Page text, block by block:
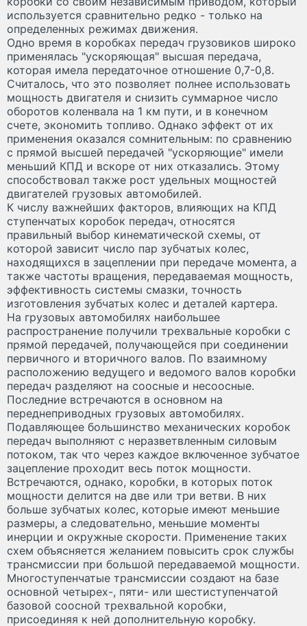
используется сравнительно редко - только на
определенных режимах движения.
Одно время в коробках передач грузовиков широко
применялась "ускоряющая" высшая передача,
которая имела передаточное отношение 0,7-0,8.
Считалось, что это позволяет полнее использовать
мощность двигателя и снизить суммарное число
оборотов коленвала на 1 км пути, и в конечном
счете, экономить топливо. Однако эффект от их
применения оказался сомнительным: по сравнению
с прямой высшей передачей "ускоряющие" имели
меньший КПД и вскоре от них отказались. Этому
способствовал также рост удельных мощностей
двигателей грузовых автомобилей.
К числу важнейших факторов, влияющих на КПД
ступенчатых коробок передач, относятся
правильный выбор кинематической схемы, от
которой зависит число пар зубчатых колес,
находящихся в зацеплении при передаче момента, а
также частоты вращения, передаваемая мощность,
эффективность системы смазки, точность
изготовления зубчатых колес и деталей картера.
На грузовых автомобилях наибольшее
распространение получили трехвальные коробки с
прямой передачей, получающейся при соединении
первичного и вторичного валов. По взаимному
расположению ведущего и ведомого валов коробки
передач разделяют на соосные и несоосные.
Последние встречаются в основном на
переднеприводных грузовых автомобилях.
Подавляющее большинство механических коробок
передач выполняют с неразветвленным силовым
потоком, так что через каждое включенное зубчатое
зацепление проходит весь поток мощности.
Встречаются, однако, коробки, в которых поток
мощности делится на две или три ветви. В них
больше зубчатых колес, которые имеют меньшие
размеры, а следовательно, меньшие моменты
инерции и окружные скорости. Применение таких
схем объясняется желанием повысить срок службы
трансмиссии при большой передаваемой мощности.
Многоступенчатые трансмиссии создают на базе
основной четырех-, пяти- или шестиступенчатой
базовой соосной трехвальной коробки,
присоединяя к ней дополнительную коробку.